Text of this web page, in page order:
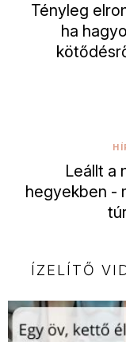
Tényleg
ha
Leállt a
hegyekben -
ÍZELÍTŐ